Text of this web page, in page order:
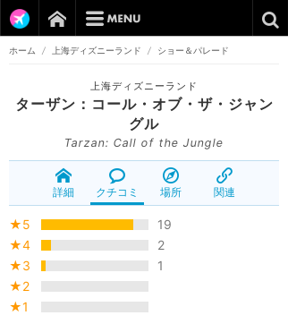
ホーム / 上海ディズニーランド / ショー＆パレード
上海ディズニーランド
ターザン：コール・オブ・ザ・ジャン
グル
Tarzan: Call of the Jungle
詳細 クチコミ 場所 関連
★5
19
★4
2
★3
1
★2
★1